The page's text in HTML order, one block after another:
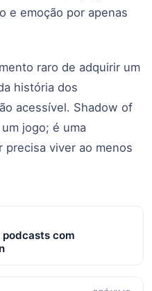
e emoção por apenas
raro de adquirir um
história dos
acessível. Shadow of
jogo; é uma
precisa viver ao menos
podcasts com